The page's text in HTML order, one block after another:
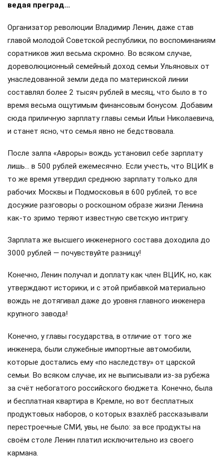
ведая преград…
Организатор революции Владимир Ленин, даже став
главой молодой Советской республики, по воспоминаниям
соратников жил весьма скромно. Во всяком случае,
дореволюционный семейный доход семьи Ульяновых от
унаследованной земли деда по материнской линии
составлял более 2 тысяч рублей в месяц, что было в то
время весьма ощутимым финансовым бонусом. Добавим
сюда приличную зарплату главы семьи Ильи Николаевича,
и станет ясно, что семья явно не бедствовала.
После залпа «Авроры» вождь установил себе зарплату
лишь… в 500 рублей ежемесячно. Если учесть, что ВЦИК в
то же время утвердил среднюю зарплату только для
рабочих Москвы и Подмосковья в 600 рублей, то все
досужие разговоры о роскошном образе жизни Ленина
как-то зримо теряют известную светскую интригу.
Зарплата же высшего инженерного состава доходила до
3000 рублей — почувствуйте разницу!
Конечно, Ленин получал и доплату как член ВЦИК, но, как
утверждают историки, и с этой прибавкой материально
вождь не дотягивал даже до уровня главного инженера
крупного завода!
Конечно, у главы государства, в отличие от того же
инженера, были служебные импортные автомобили,
которые достались ему «по наследству» от царской
семьи. Во всяком случае, их не выписывали из-за рубежа
за счёт небогатого российского бюджета. Конечно, была
и бесплатная квартира в Кремле, но вот бесплатных
продуктовых наборов, о которых взахлёб рассказывали
перестроечные СМИ, увы, не было: за все продукты на
своём столе Ленин платил исключительно из своего
кармана.